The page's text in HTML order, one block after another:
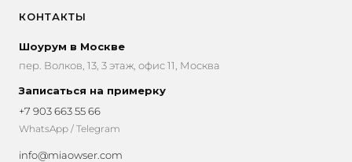
КОНТАКТЫ
Шоурум в Москве
пер. Волков, 13, 3 этаж, офис 11, Москва
Записаться на примерку
+7 903 663 55 66
WhatsApp / Telegram
info@miaowser.com